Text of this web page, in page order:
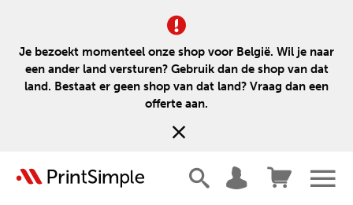
Je bezoekt momenteel onze shop voor België. Wil je naar
een ander land versturen? Gebruik dan de shop van dat
land. Bestaat er geen shop van dat land? Vraag dan een
offerte aan.